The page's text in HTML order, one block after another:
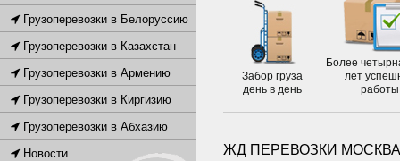
Забор груза
день в день
Более
лет
работы
ЖД ПЕРЕВОЗКИ
Грузоперевозки в Белоруссию
Грузоперевозки в Казахстан
Грузоперевозки в Армению
Грузоперевозки в Киргизию
Грузоперевозки в Абхазию
Новости